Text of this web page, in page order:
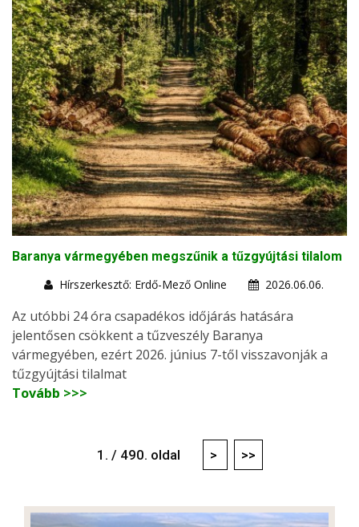
Baranya vármegyében megszűnik a tűzgyújtási tilalom
Hírszerkesztő: Erdő-Mező Online
2026.06.06.
Az utóbbi 24 óra csapadékos időjárás hatására
jelentősen csökkent a tűzveszély Baranya
vármegyében, ezért 2026. június 7-től visszavonják a
tűzgyújtási tilalmat
Tovább >>>
1. / 490. oldal > >>